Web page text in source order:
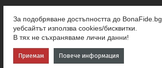
За подобряване достъпността до BonaFide.bg,
уебсайтът използва cookies/бисквитки.
В тях не съхраняваме лични данни!
Приемам Повече информация